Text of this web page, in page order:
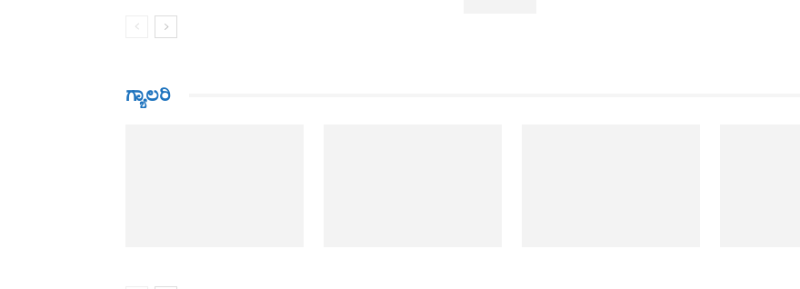
ಗ್ಯಾಲರಿ